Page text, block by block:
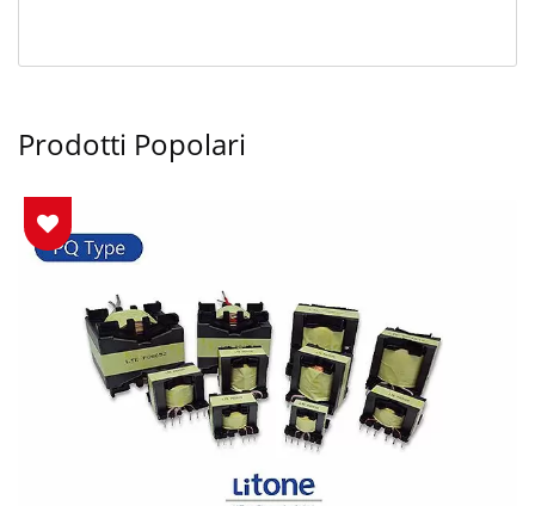
Prodotti Popolari